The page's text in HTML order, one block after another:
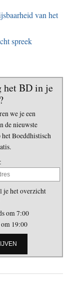
van het
spreek
het BD in je
we je een
de nieuwste
Boeddhistisch
je het overzicht
om 7:00
om 19:00